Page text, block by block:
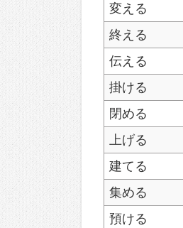
変える
終える
伝える
掛ける
閉める
上げる
建てる
集める
預ける